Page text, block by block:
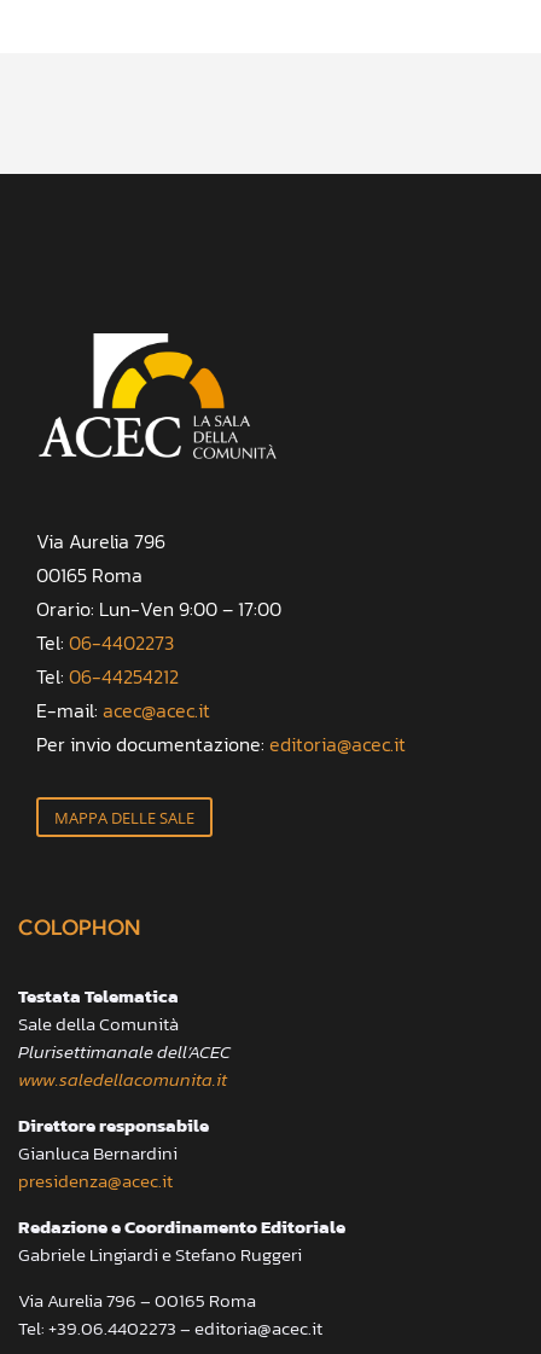
Via Aurelia 796
00165 Roma
Orario: Lun-Ven 9:00 – 17:00
Tel: 06-4402273
Tel: 06-44254212
E-mail: acec@acec.it
Per invio documentazione: editoria@acec.it
MAPPA DELLE SALE
COLOPHON
Testata Telematica
Sale della Comunità
Plurisettimanale dell’ACEC
www.saledellacomunita.it
Direttore responsabile
Gianluca Bernardini
presidenza@acec.it
Redazione e Coordinamento Editoriale
Gabriele Lingiardi e Stefano Ruggeri
Via Aurelia 796 – 00165 Roma
Tel: +39.06.4402273 – editoria@acec.it